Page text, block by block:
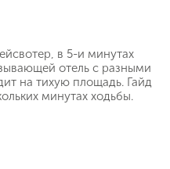
в 5-и минутах
отель с разными
на тихую площадь. Гайд
минутах ходьбы.